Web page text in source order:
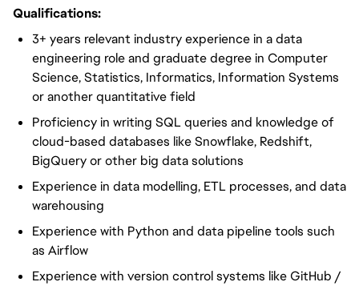
Qualifications:
3+ years relevant industry experience in a data
engineering role and graduate degree in Computer
Science, Statistics, Informatics, Information Systems
or another quantitative field
Proficiency in writing SQL queries and knowledge of
cloud-based databases like Snowflake, Redshift,
BigQuery or other big data solutions
Experience in data modelling, ETL processes, and data
warehousing
Experience with Python and data pipeline tools such
as Airflow
Experience with version control systems like GitHub /